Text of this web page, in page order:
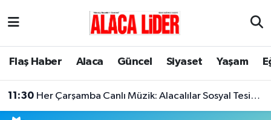
Flaş Haber Alaca Güncel Siyaset Yaşam
11:30 Her Çarşamba Canlı Müzik: Alacalılar Sosyal Tesislerde Buluşuyor!
Çorum Nöbetçi Eczaneler